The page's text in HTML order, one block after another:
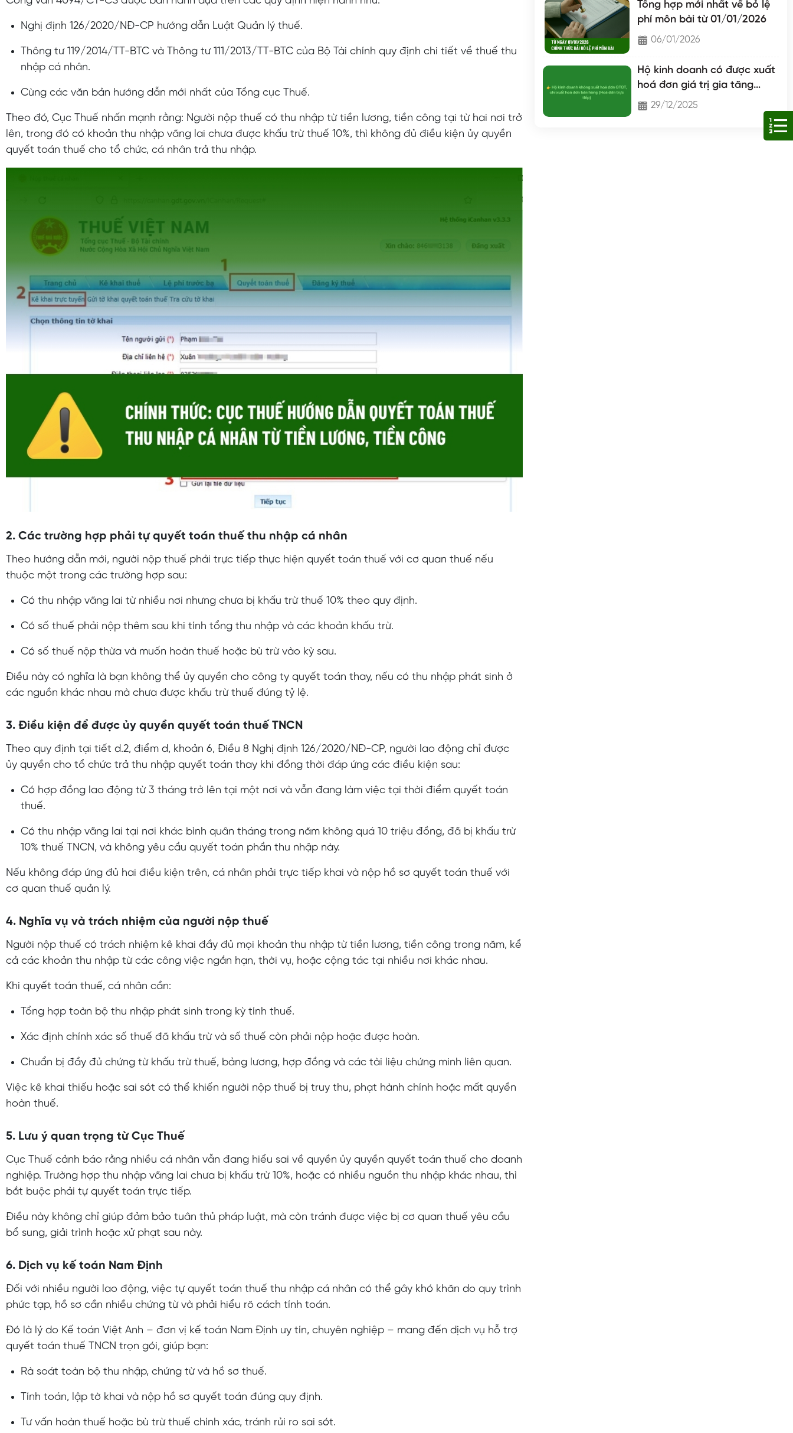
Nghị định 126/2020/NĐ-CP hướng dẫn Luật Quản lý thuế.
Thông tư 119/2014/TT-BTC và Thông tư 111/2013/TT-BTC của Bộ Tài chính quy định chi tiết về thuế thu
nhập cá nhân.
Cùng các văn bản hướng dẫn mới nhất của Tổng cục Thuế.
Theo đó, Cục Thuế nhấn mạnh rằng: Người nộp thuế có thu nhập từ tiền lương, tiền công tại từ hai nơi trở
lên, trong đó có khoản thu nhập vãng lai chưa được khấu trừ thuế 10%, thì không đủ điều kiện ủy quyền
quyết toán thuế cho tổ chức, cá nhân trả thu nhập.
2. Các trường hợp phải tự quyết toán thuế thu nhập cá nhân
Theo hướng dẫn mới, người nộp thuế phải trực tiếp thực hiện quyết toán thuế với cơ quan thuế nếu
thuộc một trong các trường hợp sau:
Có thu nhập vãng lai từ nhiều nơi nhưng chưa bị khấu trừ thuế 10% theo quy định.
Có số thuế phải nộp thêm sau khi tính tổng thu nhập và các khoản khấu trừ.
Có số thuế nộp thừa và muốn hoàn thuế hoặc bù trừ vào kỳ sau.
Điều này có nghĩa là bạn không thể ủy quyền cho công ty quyết toán thay, nếu có thu nhập phát sinh ở
các nguồn khác nhau mà chưa được khấu trừ thuế đúng tỷ lệ.
3. Điều kiện để được ủy quyền quyết toán thuế TNCN
Theo quy định tại tiết d.2, điểm d, khoản 6, Điều 8 Nghị định 126/2020/NĐ-CP, người lao động chỉ được
ủy quyền cho tổ chức trả thu nhập quyết toán thay khi đồng thời đáp ứng các điều kiện sau:
Có hợp đồng lao động từ 3 tháng trở lên tại một nơi và vẫn đang làm việc tại thời điểm quyết toán
thuế.
Có thu nhập vãng lai tại nơi khác bình quân tháng trong năm không quá 10 triệu đồng, đã bị khấu trừ
10% thuế TNCN, và không yêu cầu quyết toán phần thu nhập này.
Nếu không đáp ứng đủ hai điều kiện trên, cá nhân phải trực tiếp khai và nộp hồ sơ quyết toán thuế với
cơ quan thuế quản lý.
4. Nghĩa vụ và trách nhiệm của người nộp thuế
Người nộp thuế có trách nhiệm kê khai đầy đủ mọi khoản thu nhập từ tiền lương, tiền công trong năm, kể
cả các khoản thu nhập từ các công việc ngắn hạn, thời vụ, hoặc cộng tác tại nhiều nơi khác nhau.
Khi quyết toán thuế, cá nhân cần:
Tổng hợp toàn bộ thu nhập phát sinh trong kỳ tính thuế.
Xác định chính xác số thuế đã khấu trừ và số thuế còn phải nộp hoặc được hoàn.
Chuẩn bị đầy đủ chứng từ khấu trừ thuế, bảng lương, hợp đồng và các tài liệu chứng minh liên quan.
Việc kê khai thiếu hoặc sai sót có thể khiến người nộp thuế bị truy thu, phạt hành chính hoặc mất quyền
hoàn thuế.
5. Lưu ý quan trọng từ Cục Thuế
Cục Thuế cảnh báo rằng nhiều cá nhân vẫn đang hiểu sai về quyền ủy quyền quyết toán thuế cho doanh
nghiệp. Trường hợp thu nhập vãng lai chưa bị khấu trừ 10%, hoặc có nhiều nguồn thu nhập khác nhau, thì
bắt buộc phải tự quyết toán trực tiếp.
Điều này không chỉ giúp đảm bảo tuân thủ pháp luật, mà còn tránh được việc bị cơ quan thuế yêu cầu
bổ sung, giải trình hoặc xử phạt sau này.
6. Dịch vụ kế toán Nam Định
Đối với nhiều người lao động, việc tự quyết toán thuế thu nhập cá nhân có thể gây khó khăn do quy trình
phức tạp, hồ sơ cần nhiều chứng từ và phải hiểu rõ cách tính toán.
Đó là lý do Kế toán Việt Anh – đơn vị kế toán Nam Định uy tín, chuyên nghiệp – mang đến dịch vụ hỗ trợ
quyết toán thuế TNCN trọn gói, giúp bạn:
Rà soát toàn bộ thu nhập, chứng từ và hồ sơ thuế.
Tính toán, lập tờ khai và nộp hồ sơ quyết toán đúng quy định.
Tư vấn hoàn thuế hoặc bù trừ thuế chính xác, tránh rủi ro sai sót.
Tổng hợp mới nhất về bỏ lệ
phí môn bài từ 01/01/2026
06/01/2026
Hộ kinh doanh có được xuất
hoá đơn giá trị gia tăng
không?
29/12/2025